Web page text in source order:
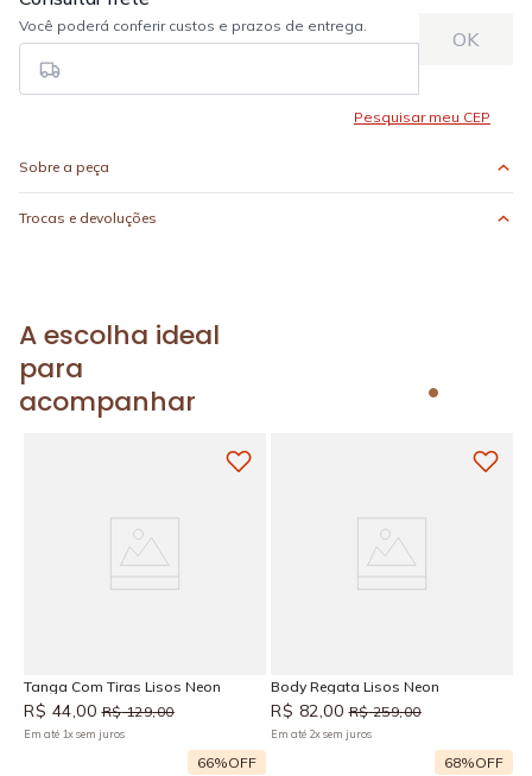
Sobre a peça
Trocas e devoluções
A escolha ideal
para
acompanhar
Tanga Com Tiras Lisos Neon
R$ 44,00 R$ 129,00
Em até 1xsem juros
66%OFF
Body Regata Lisos Neon
R$ 82,00 R$ 259,00
Em até 2xsem juros
68%OFF